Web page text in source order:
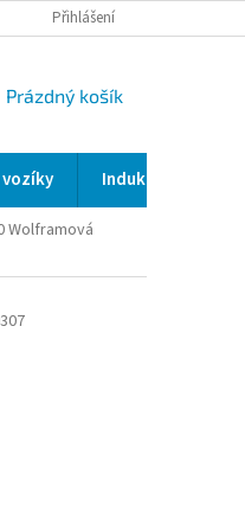
/ VALIDACE/ WELDSCANNER S3
Přihlášení
NÁKUPNÍ
Prázdný košík
Indukční a
Wolframová